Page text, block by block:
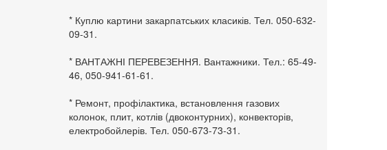
* Куплю картини закарпатських класиків. Тел. 050-632-
09-31.
* ВАНТАЖНІ ПЕРЕВЕЗЕННЯ. Вантажники. Тел.: 65-49-
46, 050-941-61-61.
* Ремонт, профілактика, встановлення газових
колонок, плит, котлів (двоконтурних), конвекторів,
електробойлерів. Тел. 050-673-73-31.